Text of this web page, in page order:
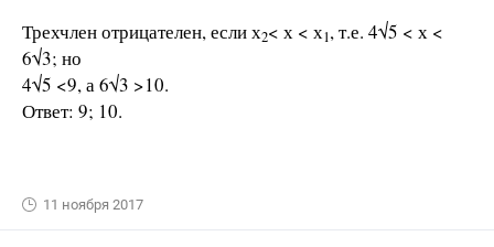
Трехчлен отрицателен, если х2< х < х1, т.е. 4√5 < х <
6√3; но
4√5 <9, а 6√3 >10.
Ответ: 9; 10.
11 ноября 2017